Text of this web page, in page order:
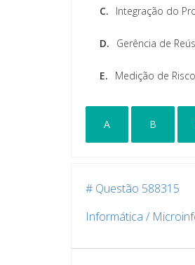
C. Integração do
D. Gerência de
E. Medição de
A B
# Questão 588315
Informática /